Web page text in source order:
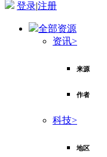
登录|注册
全部资源
资讯>
来源
作者
科技>
地区